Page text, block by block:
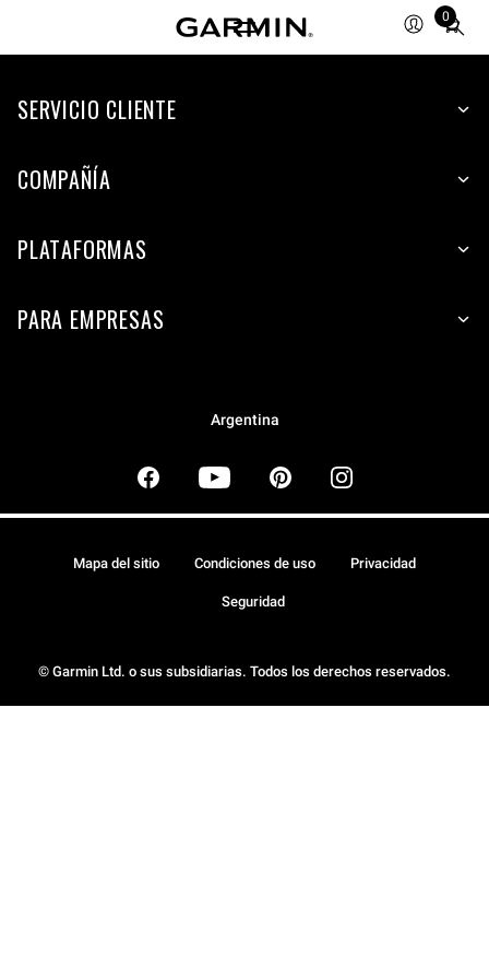
0
Total
items
cart:
SERVICIO CLIENTE
COMPAÑÍA
PLATAFORMAS
PARA EMPRESAS
Argentina
© Garmin Ltd. o sus subsidiarias. Todos los derechos reservados.
Mapa del sitio Condiciones de uso Privacidad
Seguridad